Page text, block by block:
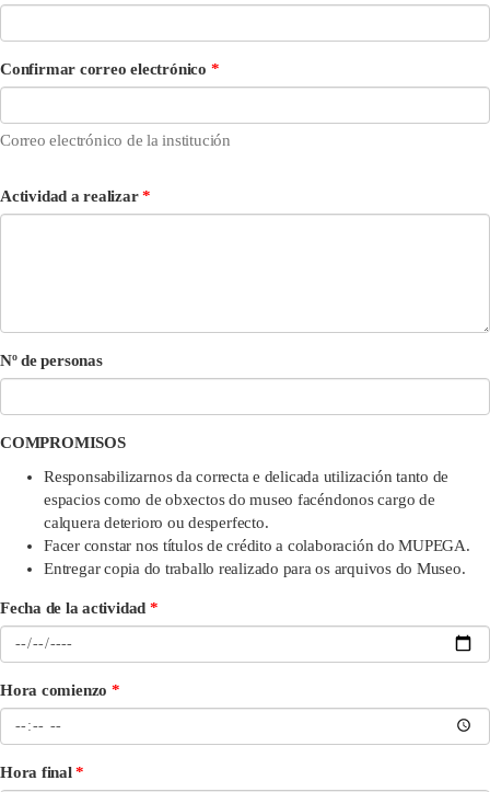
o
e
e
l
c
t
c
o
Confirmar correo electrónico
Correo electrónico de la institución
Actividad a realizar
Nº de personas
COMPROMISOS
Responsabilizarnos da correcta e delicada utilización tanto de
espacios como de obxectos do museo facéndonos cargo de
calquera deterioro ou desperfecto.
Facer constar nos títulos de crédito a colaboración do MUPEGA.
Entregar copia do traballo realizado para os arquivos do Museo.
Fecha de la actividad
Hora comienzo
Hora final